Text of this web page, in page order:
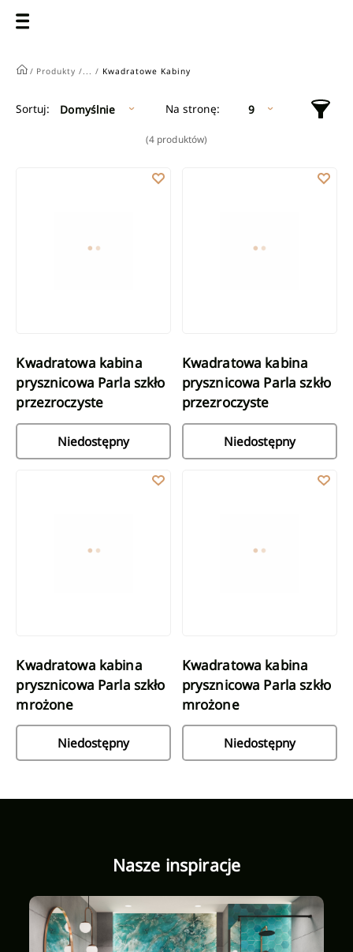
/ Produkty / ... / Kwadratowe Kabiny
Sortuj: Domyślnie Na stronę: 9
(4 produktów)
Kwadratowa kabina prysznicowa Parla szkło przezroczyste
Kwadratowa kabina
prysznicowa Parla szkło
przezroczyste
Niedostępny
Kwadratowa kabina
Kwadratowa kabina
prysznicowa Parla szkło
przezroczyste
Niedostępny
Kwadratowa kabina prysznicowa Parla szkło mrożone
Kwadratowa kabina
prysznicowa Parla szkło
mrożone
Niedostępny
Kwadratowa kabina
Kwadratowa kabina
prysznicowa Parla szkło
mrożone
Niedostępny
Nasze inspiracje